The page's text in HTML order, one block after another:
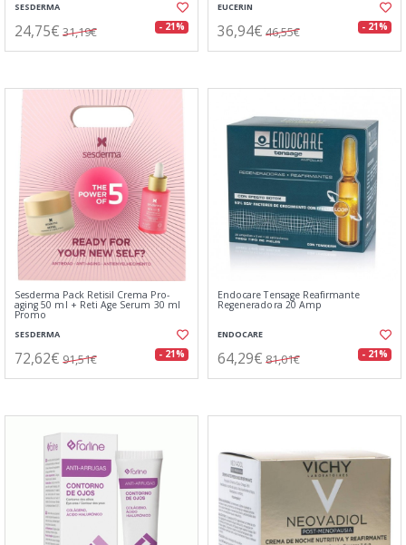
SESDERMA
24,75€ 31,19€ - 21%
EUCERIN
36,94€ 46,55€ - 21%
Sesderma Pack Retisil Crema Pro-
aging 50 ml + Reti Age Serum 30 ml
Promo
SESDERMA
72,62€ 91,51€ - 21%
Endocare Tensage Reafirmante
Regeneradora 20 Amp
ENDOCARE
64,29€ 81,01€ - 21%